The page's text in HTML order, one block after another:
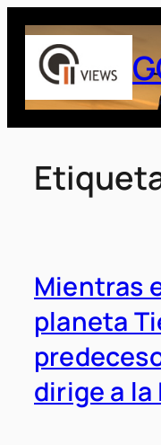
Saltar
contenido
Mientras
planeta
dirige a la